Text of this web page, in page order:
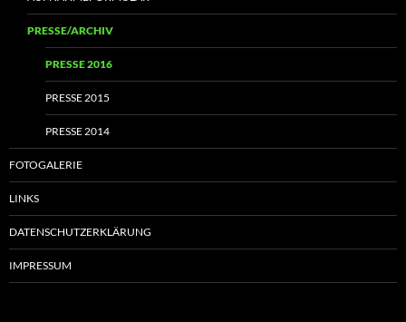
PRESSE/ARCHIV
PRESSE 2016
PRESSE 2015
PRESSE 2014
FOTOGALERIE
LINKS
DATENSCHUTZERKLÄRUNG
IMPRESSUM